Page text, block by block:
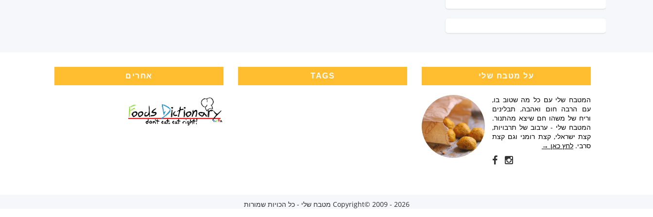
אחרים TAGS על מטבח שלי
המטבח שלי עם כל מה שטוב בו,
עם הרבה חום ואהבה, תבלינים
וריח של משהו חם שיצא מהתנור.
המטבח שלי - ערבוב של תרבויות,
קצת ישראלי, קצת רומני וגם קצת
סרבי. לחץ כאן →
Copyright© 2009 - 2026 מטבח שלי - כל הכויות שמורות